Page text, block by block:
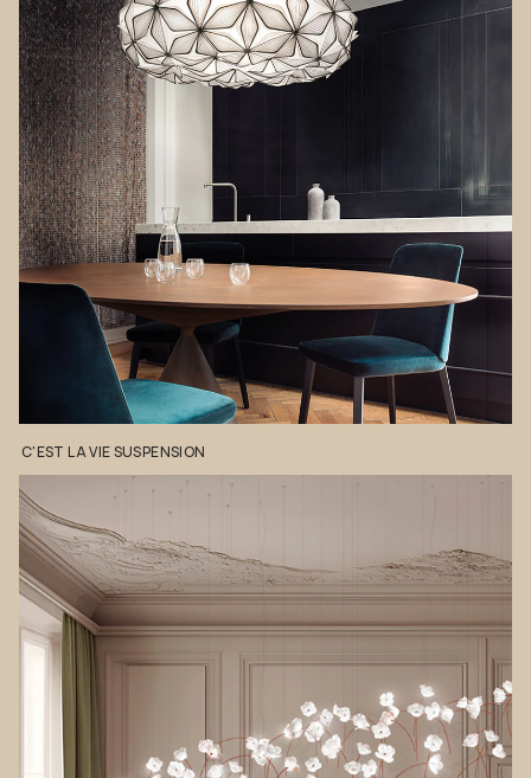
C'EST LAVIESUSPENSION